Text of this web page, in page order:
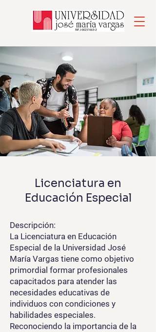
Licenciatura en
Educación Especial
Descripción:
La Licenciatura en Educación
Especial de la Universidad José
María Vargas tiene como objetivo
primordial formar profesionales
capacitados para atender las
necesidades educativas de
individuos con condiciones y
habilidades especiales.
Reconociendo la importancia de la